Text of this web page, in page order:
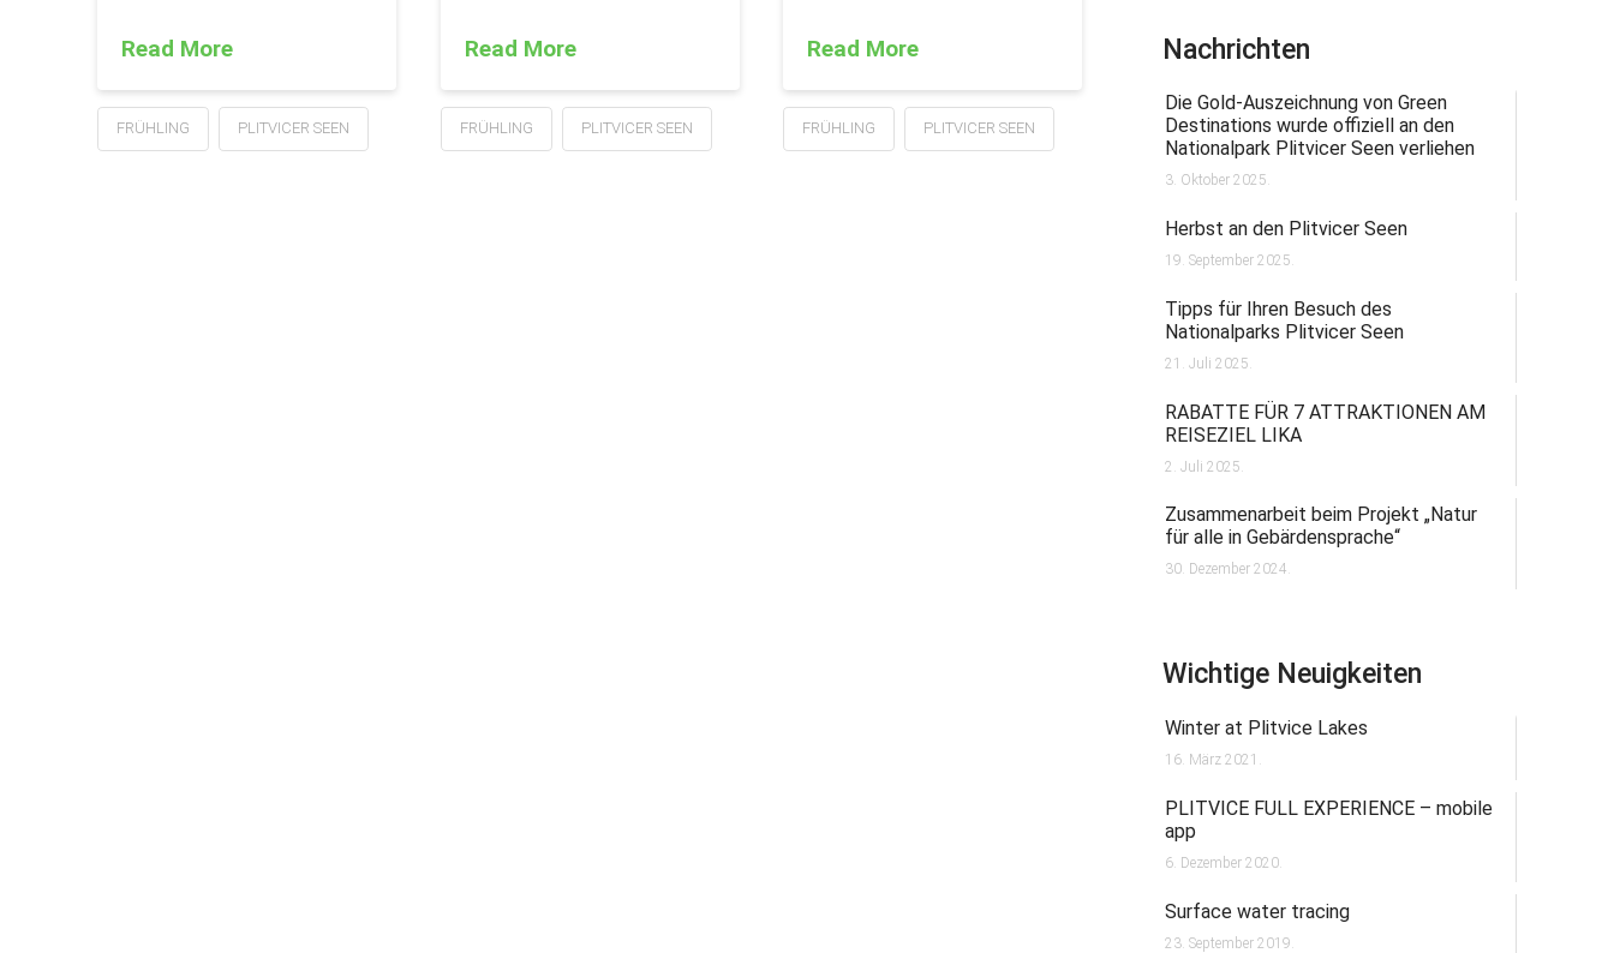
Read More
FRÜHLING PLITVICER SEEN
Read More
FRÜHLING PLITVICER SEEN
Read More
FRÜHLING PLITVICER SEEN
Nachrichten
Die Gold-Auszeichnung von Green
Destinations wurde offiziell an den
Nationalpark Plitvicer Seen verliehen
3. Oktober 2025.
Herbst an den Plitvicer Seen
19. September 2025.
Tipps für Ihren Besuch des
Nationalparks Plitvicer Seen
21. Juli 2025.
RABATTE FÜR 7 ATTRAKTIONEN AM
REISEZIEL LIKA
2. Juli 2025.
Zusammenarbeit beim Projekt „Natur
für alle in Gebärdensprache“
30. Dezember 2024.
Wichtige Neuigkeiten
Winter at Plitvice Lakes
16. März 2021.
PLITVICE FULL EXPERIENCE – mobile
app
6. Dezember 2020.
Surface water tracing
23. September 2019.